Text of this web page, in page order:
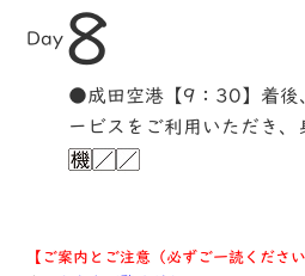
Day 8
●成田空港【9：30】着後
ービスをご利用いただき、
【ご案内とご注意（必ずご一読くださ